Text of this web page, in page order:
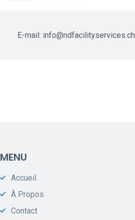
E-mail: info@ndfacilityservices.ch
MENU
Accueil
À Propos
Contact